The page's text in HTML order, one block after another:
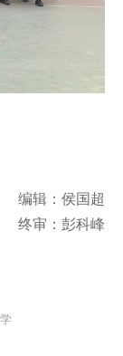
编辑：侯国超
终审：彭科峰